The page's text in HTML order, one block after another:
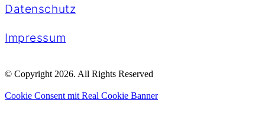
Datenschutz
Impressum
© Copyright 2026. All Rights Reserved
Cookie Consent mit Real Cookie Banner